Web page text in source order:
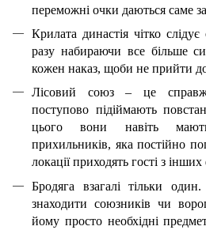
переможні очки даються саме за
Крилата династія чітко
разу набираючи все більше
кожен наказ, щоби не прийти
Лісовий союз – це
поступово підіймають
цього вони навіть
прихильників, яка постійно
локації приходять гості з
Бродяга взагалі тільки
знаходити союзників чи
йому просто необхідні